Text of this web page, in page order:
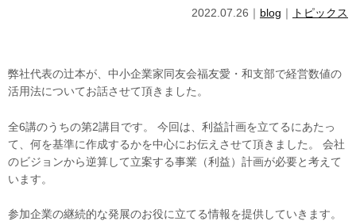
2022.07.26｜ blog ｜ トピックス
弊社代表の辻本が、中小企業家同友会福友愛・和支部で経営数値の
活用法についてお話させて頂きました。
全6講のうちの第2講目です。 今回は、利益計画を立てるにあたっ
て、何を基準に作成するかを中心にお伝えさせて頂きました。 会社
のビジョンから逆算して立案する事業（利益）計画が必要と考えて
います。
参加企業の継続的な発展のお役に立てる情報を提供していきます。